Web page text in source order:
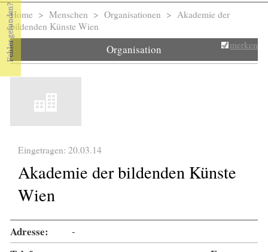
Sie sind hier
Home > Menschen > Organisationen > Akademie der
bildenden Künste Wien
Organisation merken
Eingetragen: 20.03.14
Akademie der bildenden Künste
Wien
Adresse: -